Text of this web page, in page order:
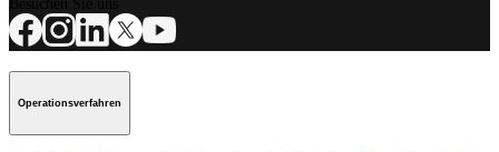
Operationsverfahren